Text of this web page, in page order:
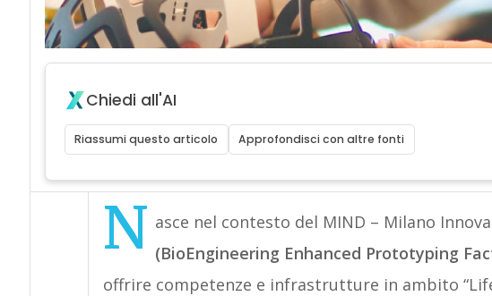
Chiedi all'AI
Riassumi questo articolo Approfondisci con altre fonti
N asce nel contesto del MIND – Milano
(BioEngineering Enhanced Prototyping
offrire competenze e infrastrutture in ambito